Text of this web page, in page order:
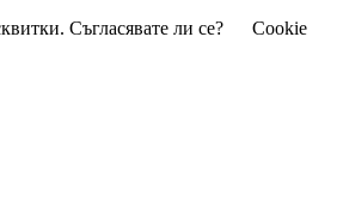
Съгласявате ли се?
Cookie